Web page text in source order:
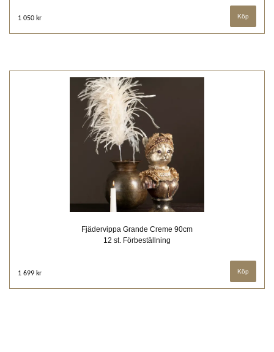
1 050 kr
Fjädervippa Grande Creme 90cm
12 st. Förbeställning
1 699 kr